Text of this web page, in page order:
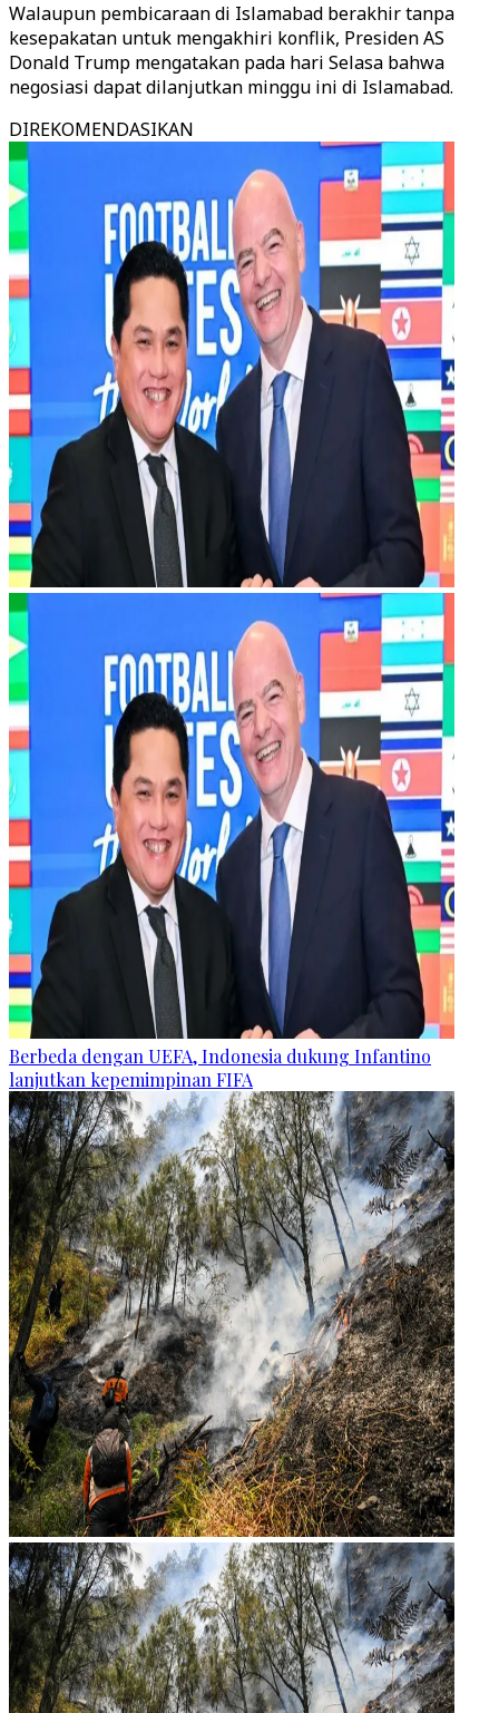
Walaupun pembicaraan di Islamabad berakhir tanpa
kesepakatan untuk mengakhiri konflik, Presiden AS
Donald Trump mengatakan pada hari Selasa bahwa
negosiasi dapat dilanjutkan minggu ini di Islamabad.
DIREKOMENDASIKAN
Berbeda dengan UEFA, Indonesia dukung Infantino
lanjutkan kepemimpinan FIFA